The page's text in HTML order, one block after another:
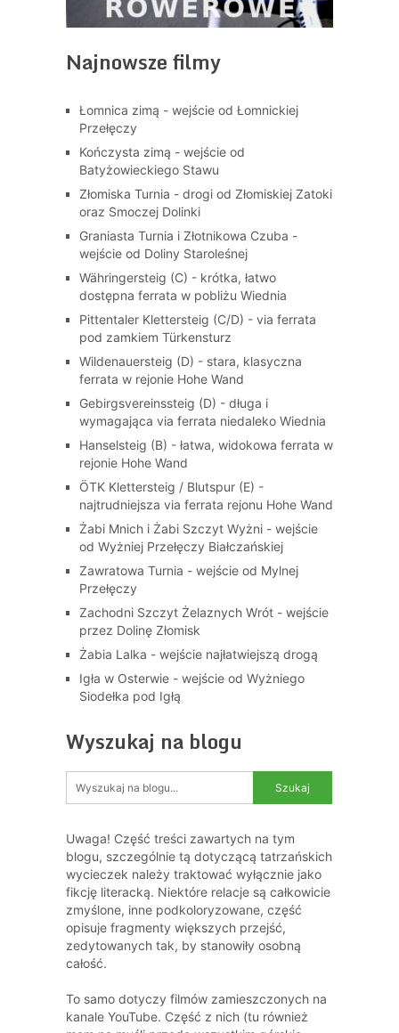
Najnowsze filmy
Łomnica zimą - wejście od Łomnickiej
Przełęczy
Kończysta zimą - wejście od
Batyżowieckiego Stawu
Złomiska Turnia - drogi od Złomiskiej Zatoki
oraz Smoczej Dolinki
Graniasta Turnia i Złotnikowa Czuba -
wejście od Doliny Staroleśnej
Währingersteig (C) - krótka, łatwo
dostępna ferrata w pobliżu Wiednia
Pittentaler Klettersteig (C/D) - via ferrata
pod zamkiem Türkensturz
Wildenauersteig (D) - stara, klasyczna
ferrata w rejonie Hohe Wand
Gebirgsvereinssteig (D) - długa i
wymagająca via ferrata niedaleko Wiednia
Hanselsteig (B) - łatwa, widokowa ferrata w
rejonie Hohe Wand
ÖTK Klettersteig / Blutspur (E) -
najtrudniejsza via ferrata rejonu Hohe Wand
Żabi Mnich i Żabi Szczyt Wyżni - wejście
od Wyżniej Przełęczy Białczańskiej
Zawratowa Turnia - wejście od Mylnej
Przełęczy
Zachodni Szczyt Żelaznych Wrót - wejście
przez Dolinę Złomisk
Żabia Lalka - wejście najłatwiejszą drogą
Igła w Osterwie - wejście od Wyżniego
Siodełka pod Igłą
Wyszukaj na blogu
Uwaga! Część treści zawartych na tym
blogu, szczególnie tą dotyczącą tatrzańskich
wycieczek należy traktować wyłącznie jako
fikcję literacką. Niektóre relacje są całkowicie
zmyślone, inne podkoloryzowane, część
opisuje fragmenty większych przejść,
zedytowanych tak, by stanowiły osobną
całość.
To samo dotyczy filmów zamieszczonych na
kanale YouTube. Część z nich (tu również